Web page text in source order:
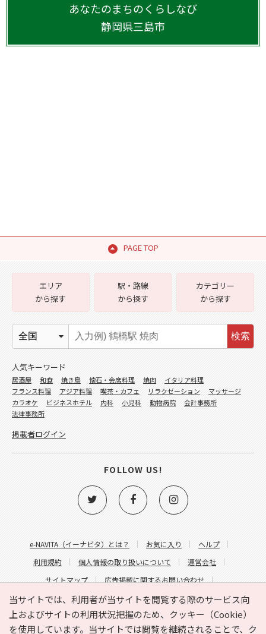
あなたのまちのくらしなび
静岡県三島市
PAGE TOP
当サイトでは、利用者が当サイトを閲覧する際のサービス向
上およびサイトの利用状況把握のため、クッキー（Cookie）
を使用しています。当サイトでは閲覧を継続されることで、ク
e-NAVITA（イーナビタ）とは？ お気に入り
ヘルプ
利用規約
個人情報の取り扱いについて
運営会社
サイトマップ
広告掲載に関するお問い合わせ
サイトの内容に関するお問い合わせ
エリア
から探す
駅・路線
から探す
カテゴリー
から探す
検索
人気キーワード
居酒屋 和食 焼き鳥 懐石・会席料理 焼肉
イタリア料理
フランス料理
アジア料理 喫茶・カフェ リラクゼーション
マッサージ
カラオケ
ビジネスホテル 内科 小児科 動物病院
会計事務所
法律事務所
掲載者ログイン
FOLLOW US!